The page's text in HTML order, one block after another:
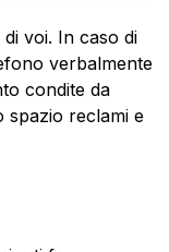
voi. In caso di
verbalmente
condite da
spazio reclami e